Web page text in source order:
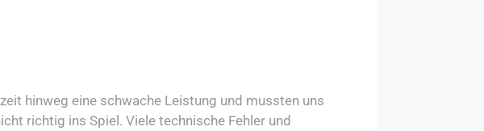
hinweg eine schwache Leistung und mussten uns
richtig ins Spiel. Viele technische Fehler und